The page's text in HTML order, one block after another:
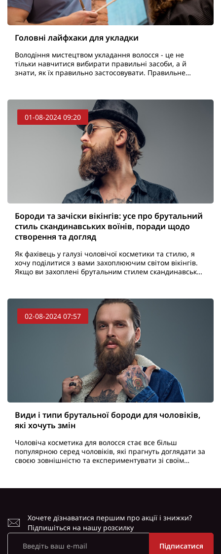
Головні лайфхаки для укладки
Володіння мистецтвом укладання волосся - це не
тільки навчитися вибирати правильні засоби, а й
знати, як їх правильно застосовувати. Правильне
01-08-2024 09:20
Бороди та зачіски вікінгів: усе про брутальний
стиль скандинавських воїнів, поради щодо
створення та догляд
Як фахівець у галузі чоловічої косметики та стилю, я
хочу поділитися з вами захоплюючим світом вікінгів.
Якщо ви захоплені брутальним стилем скандинавських
02-08-2024 07:57
Види і типи брутальної бороди для чоловіків,
які хочуть змін
Чоловіча косметика для волосся стає все більш
популярною серед чоловіків, які прагнуть доглядати за
своєю зовнішністю та експериментувати зі своїм
Хочете дізнаватися першим про акції і знижки?
Підпишіться на нашу розсилку
Підписатися